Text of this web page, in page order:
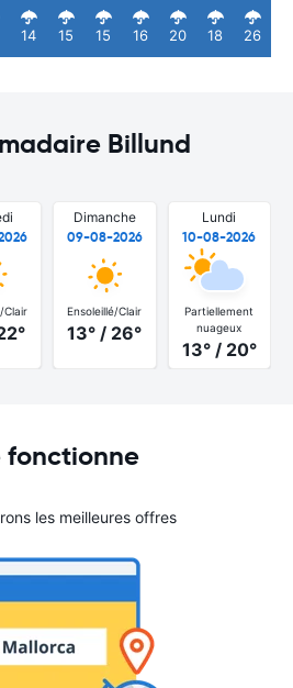
14 15 15 16 20 18 26
Billund
Clair
Dimanche
09-08-2026
Ensoleillé/Clair
13° / 26°
Lundi
10-08-2026
Partiellement
nuageux
13° / 20°
fonctionne
les meilleures offres